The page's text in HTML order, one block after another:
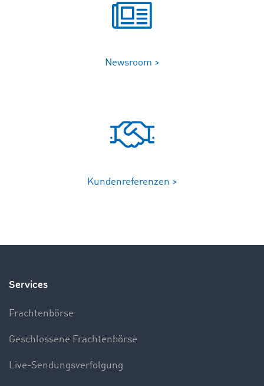
Newsroom >
Kundenreferenzen >
Services
Frachtenbörse
Geschlossene Frachtenbörse
Live-Sendungsverfolgung